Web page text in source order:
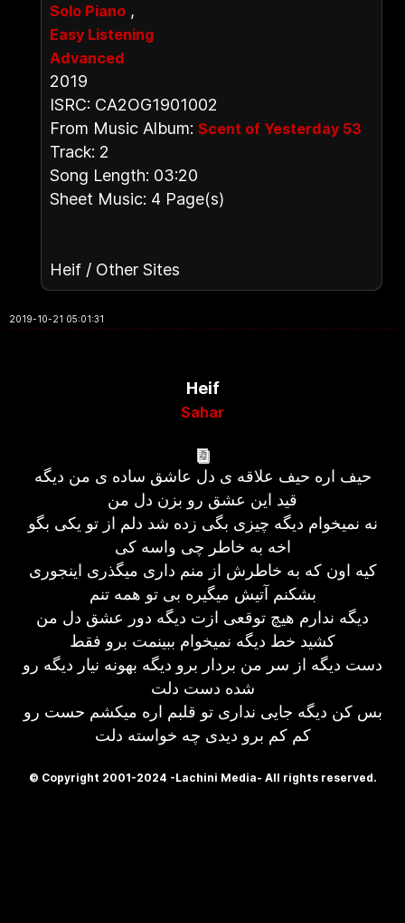
Solo Piano ,
Easy Listening
Advanced
2019
ISRC: CA2OG1901002
From Music Album: Scent of Yesterday 53
Track: 2
Song Length: 03:20
Sheet Music: 4 Page(s)
Heif / Other Sites
2019-10-21 05:01:31
Heif
Sahar
حیف اره حیف علاقه ی دل عاشق ساده ی من دیگه
قید این عشق رو بزن دل من
نه نمیخوام دیگه چیزی بگی زده شد دلم از تو یکی بگو
اخه به خاطر چی واسه کی
کیه اون که به خاطرش از منم داری میگذری اینجوری
بشکنم آتیش میگیره بی تو همه تنم
دیگه ندارم هیچ توقعی ازت دیگه دور عشق دل من
کشید خط دیگه نمیخوام ببینمت برو فقط
دست دیگه از سر من بردار برو دیگه بهونه نیار دیگه رو
شده دست دلت
بس کن دیگه جایی نداری تو قلبم اره میکشم حست رو
کم کم برو دیدی چه خواسته دلت
© Copyright 2001-2024 -Lachini Media- All rights reserved.